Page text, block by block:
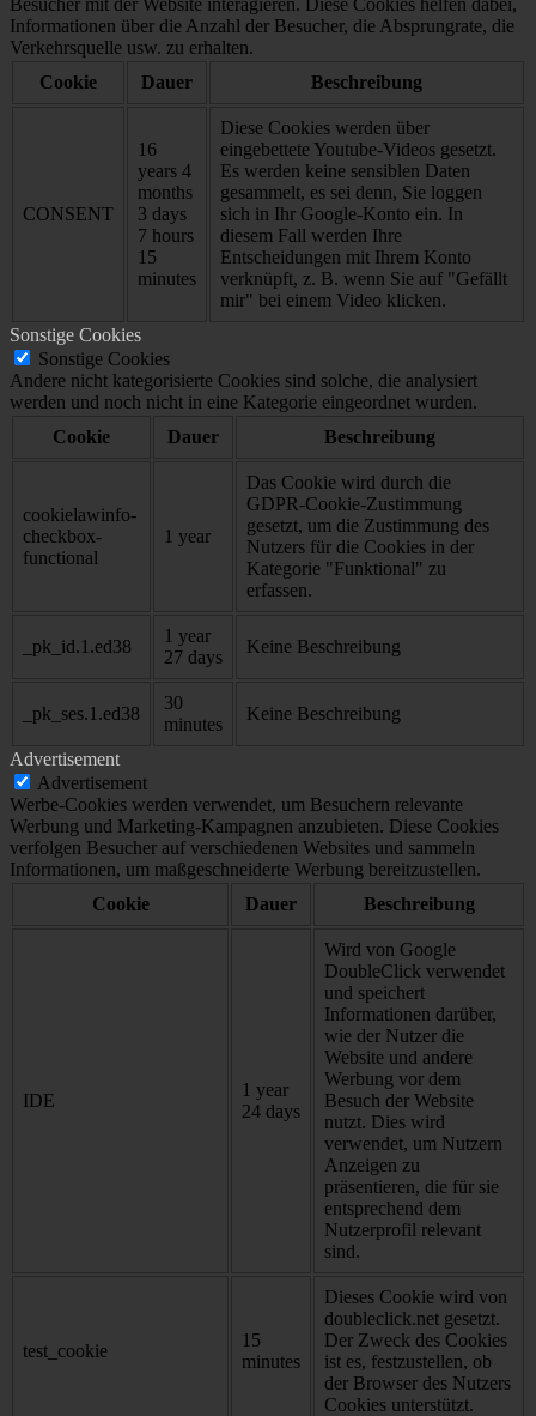
Informationen über die Anzahl der Besucher, die Absprungrate, die
Verkehrsquelle usw. zu erhalten.
Cookie
Dauer Beschreibung
CONSENT
16
years 4
months
3 days
7 hours
15
minutes
Diese Cookies werden über
eingebettete Youtube-Videos gesetzt.
Es werden keine sensiblen Daten
gesammelt, es sei denn, Sie loggen
sich in Ihr Google-Konto ein. In
diesem Fall werden Ihre
Entscheidungen mit Ihrem Konto
verknüpft, z. B. wenn Sie auf "Gefällt
mir" bei einem Video klicken.
Sonstige Cookies
Sonstige Cookies
Andere nicht kategorisierte Cookies sind solche, die analysiert
werden und noch nicht in eine Kategorie eingeordnet wurden.
Cookie
Dauer Beschreibung
cookielawinfo-
checkbox-
functional
1 year
Das Cookie wird durch die
GDPR-Cookie-Zustimmung
gesetzt, um die Zustimmung des
Nutzers für die Cookies in der
Kategorie "Funktional" zu
erfassen.
_pk_id.1.ed38
1 year
27 days
Keine Beschreibung
_pk_ses.1.ed38
30
minutes
Keine Beschreibung
Advertisement
Advertisement
Werbe-Cookies werden verwendet, um Besuchern relevante
Werbung und Marketing-Kampagnen anzubieten. Diese Cookies
verfolgen Besucher auf verschiedenen Websites und sammeln
Informationen, um maßgeschneiderte Werbung bereitzustellen.
Cookie
Dauer Beschreibung
IDE
1 year
24 days
Wird von Google
DoubleClick verwendet
und speichert
Informationen darüber,
wie der Nutzer die
Website und andere
Werbung vor dem
Besuch der Website
nutzt. Dies wird
verwendet, um Nutzern
Anzeigen zu
präsentieren, die für sie
entsprechend dem
Nutzerprofil relevant
sind.
test_cookie
15
minutes
Dieses Cookie wird von
doubleclick.net gesetzt.
Der Zweck des Cookies
ist es, festzustellen, ob
der Browser des Nutzers
Cookies unterstützt.